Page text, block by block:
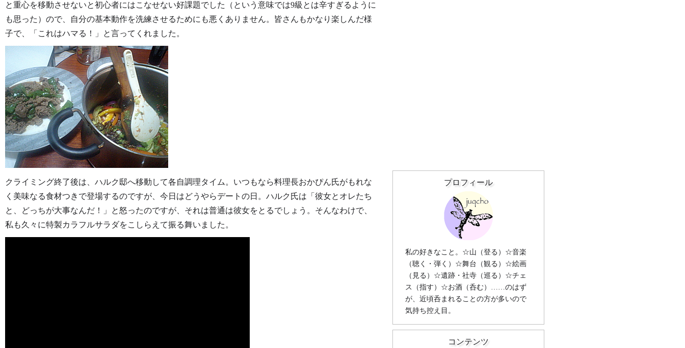
と重心を移動させないと初心者にはこなせない好課題でした（という意味では9級とは辛すぎるように
も思った）ので、自分の基本動作を洗練させるためにも悪くありません。皆さんもかなり楽しんだ様
子で、「これはハマる！」と言ってくれました。
クライミング終了後は、ハルク邸へ移動して各自調理タイム。いつもなら料理長おかぴん氏がもれな
く美味なる食材つきで登場するのですが、今日はどうやらデートの日。ハルク氏は「彼女とオレたち
と、どっちが大事なんだ！」と怒ったのですが、それは普通は彼女をとるでしょう。そんなわけで、
私も久々に特製カラフルサラダをこしらえて振る舞いました。
プロフィール
私の好きなこと。☆山（登る）☆音楽
（聴く・弾く）☆舞台（観る）☆絵画
（見る）☆遺跡・社寺（巡る）☆チェ
ス（指す）☆お酒（呑む）……のはず
が、近頃呑まれることの方が多いので
気持ち控え目。
コンテンツ